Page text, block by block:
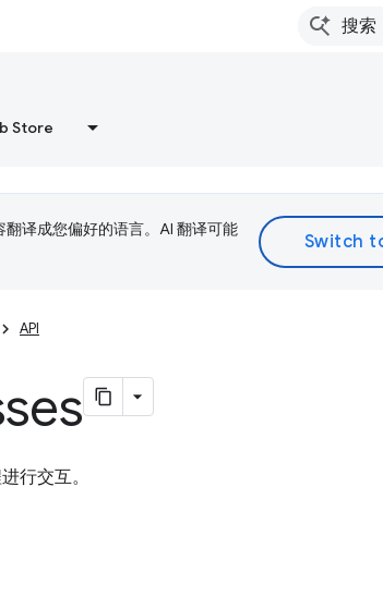
Store
译成您偏好的语言。AI 翻译可能
API
行交互。